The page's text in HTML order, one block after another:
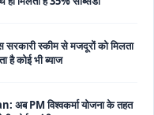
स्कीम से मजदूरों को मिलता
PM विश्वकर्मा योजना के तहत